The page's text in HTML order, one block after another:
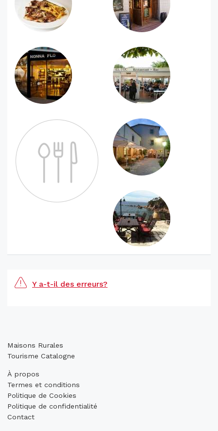
Y a-t-il des erreurs?
Maisons Rurales
Tourisme Catalogne
À propos
Termes et conditions
Politique de Cookies
Politique de confidentialité
Contact